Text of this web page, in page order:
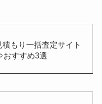
もり一括査定サイト
すすめ3選